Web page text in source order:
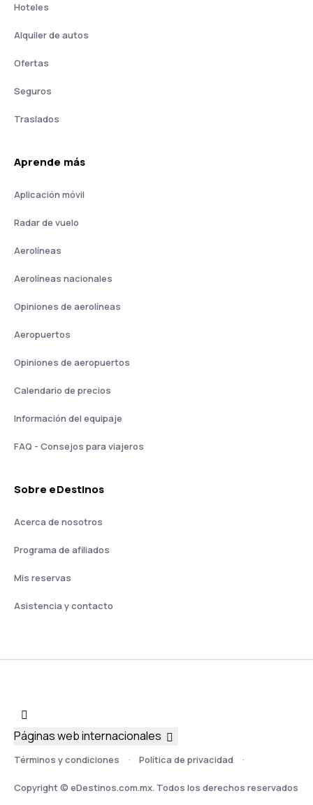
Hoteles
Alquiler de autos
Ofertas
Seguros
Traslados
Aprende más
Aplicación móvil
Radar de vuelo
Aerolíneas
Aerolíneas nacionales
Opiniones de aerolíneas
Aeropuertos
Opiniones de aeropuertos
Calendario de precios
Información del equipaje
FAQ - Consejos para viajeros
Sobre eDestinos
Acerca de nosotros
Programa de afiliados
Mis reservas
Asistencia y contacto
Términos y condiciones Política de privacidad
Copyright © eDestinos.com.mx. Todos los derechos reservados
Páginas web internacionales